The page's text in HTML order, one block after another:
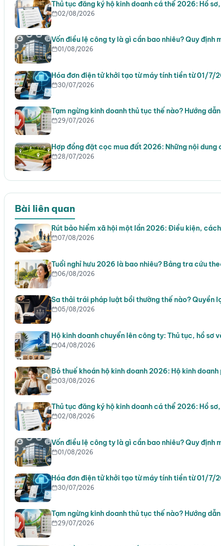
Thủ tục đăng ký hộ kinh doanh cá thể 2026: Hồ
02/08/2026
Vốn điều lệ công ty là gì cần bao nhiêu? Quy định
01/08/2026
Hóa đơn điện tử khởi tạo từ máy tính tiền từ 01/
30/07/2026
Tạm ngừng kinh doanh thủ tục thế nào? Hướng
29/07/2026
Hợp đồng đặt cọc mua đất 2026: Những nội
28/07/2026
Bài liên quan
Rút bảo hiểm xã hội một lần 2026: Điều kiện,
07/08/2026
Tuổi nghỉ hưu 2026 là bao nhiêu? Bảng tra cứu
06/08/2026
Sa thải trái pháp luật bồi thường thế nào? Quyền
05/08/2026
Hộ kinh doanh chuyển lên công ty: Thủ tục, hồ sơ
04/08/2026
Bỏ thuế khoán hộ kinh doanh 2026: Hộ kinh
03/08/2026
Thủ tục đăng ký hộ kinh doanh cá thể 2026: Hồ
02/08/2026
Vốn điều lệ công ty là gì cần bao nhiêu? Quy định
01/08/2026
Hóa đơn điện tử khởi tạo từ máy tính tiền từ 01/
30/07/2026
Tạm ngừng kinh doanh thủ tục thế nào? Hướng
29/07/2026